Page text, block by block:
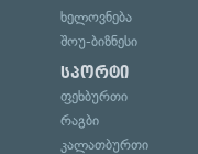
ხელოვნება
შოუ-ბიზნესი
სპორტი
ფეხბურთი
რაგბი
კალათბურთი